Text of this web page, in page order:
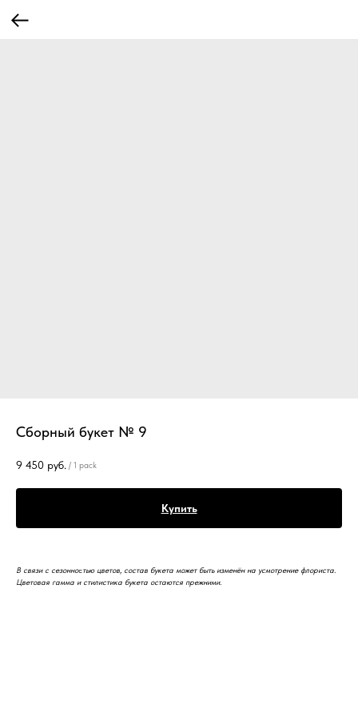
Сборный букет № 9
9 450 руб. / 1 pack
Купить
В связи с сезонностью цветов, состав букета может быть изменён на усмотрение флориста.
Цветовая гамма и стилистика букета остаются прежними.